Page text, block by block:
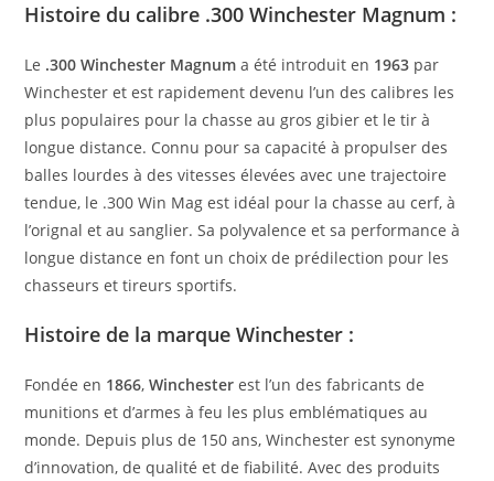
Histoire du calibre .300 Winchester Magnum :
Le .300 Winchester Magnum a été introduit en 1963 par
Winchester et est rapidement devenu l’un des calibres les
plus populaires pour la chasse au gros gibier et le tir à
longue distance. Connu pour sa capacité à propulser des
balles lourdes à des vitesses élevées avec une trajectoire
tendue, le .300 Win Mag est idéal pour la chasse au cerf, à
l’orignal et au sanglier. Sa polyvalence et sa performance à
longue distance en font un choix de prédilection pour les
chasseurs et tireurs sportifs.
Histoire de la marque Winchester :
Fondée en 1866,Winchester est l’un des fabricants de
munitions et d’armes à feu les plus emblématiques au
monde. Depuis plus de 150 ans, Winchester est synonyme
d’innovation, de qualité et de fiabilité. Avec des produits